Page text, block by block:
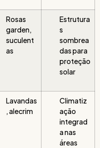
Rosas
garden,
suculent
as
Estrutura
s
sombrea
das para
proteção
solar
Lavandas
, alecrim
Climatiz
ação
integrad
a nas
áreas